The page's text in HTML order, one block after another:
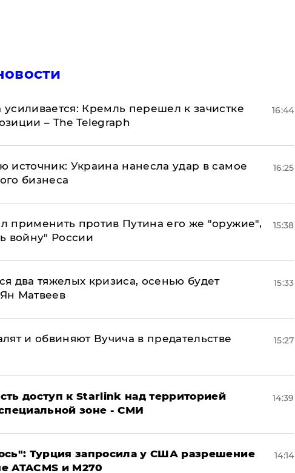
Кремль перешел к зачистке
– The Telegraph
16:44
источник: Украина нанесла удар в самое
бизнеса
16:25
применить против Путина его же "оружие",
войну" России
15:38
два тяжелых кризиса, осенью будет
Матвеев
15:33
и обвиняют Вучича в предательстве
15:27
доступ к Starlink над территорией
зоне - СМИ
14:39
Турция запросила у США разрешение
ATACMS и M270
14:14